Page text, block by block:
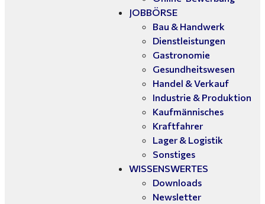
JOBBÖRSE
Bau & Handwerk
Dienstleistungen
Gastronomie
Gesundheitswesen
Handel & Verkauf
Industrie & Produktion
Kaufmännisches
Kraftfahrer
Lager & Logistik
Sonstiges
WISSENSWERTES
Downloads
Newsletter